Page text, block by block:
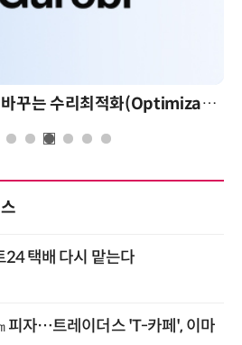
AI 시대의 의사결정을 바꾸는 수리최적화(Optimization): 실제 산업 적용 사례와 활용 전략
24 택배 다시 맡는다
피자…트레이더스 'T-카페', 이마